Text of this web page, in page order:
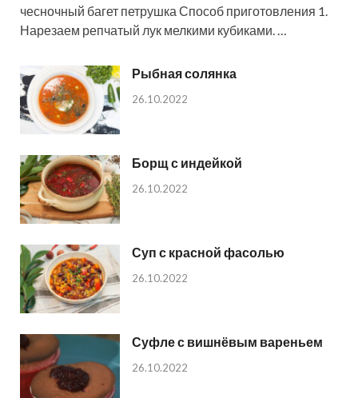
чесночный багет петрушка Способ приготовления 1.
Нарезаем репчатый лук мелкими кубиками. …
Рыбная солянка
26.10.2022
Борщ с индейкой
26.10.2022
Суп с красной фасолью
26.10.2022
Суфле с вишнёвым вареньем
26.10.2022